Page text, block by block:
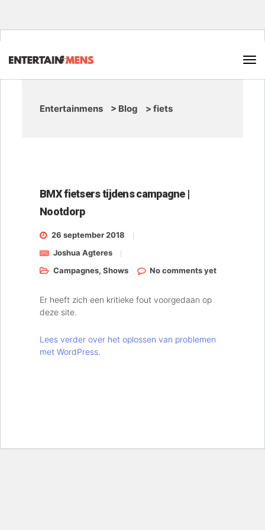
Entertainmens > Blog > fiets
BMX fietsers tijdens campagne |
Nootdorp
26 september 2018
Joshua Agteres
Campagnes, Shows No comments yet
Er heeft zich een kritieke fout voorgedaan op
deze site.
Lees verder over het oplossen van problemen
met WordPress.